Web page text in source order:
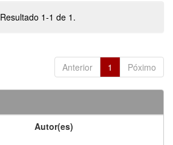
Resultado 1-1 de 1.
Anterior 1 Póximo
Autor(es)